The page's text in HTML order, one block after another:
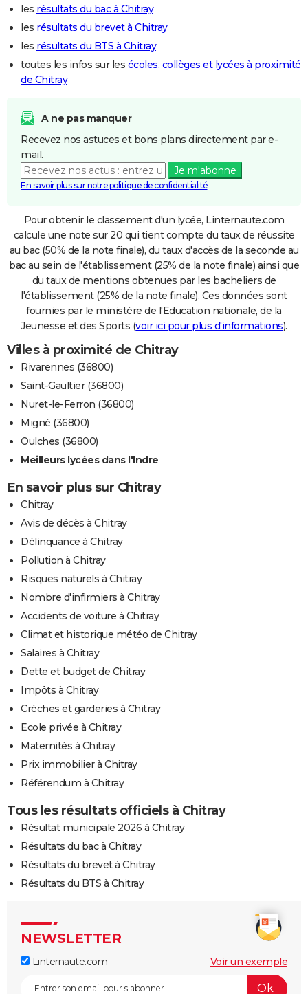
les résultats du bac à Chitray
les résultats du brevet à Chitray
les résultats du BTS à Chitray
toutes les infos sur les écoles, collèges et lycées à proximité
de Chitray
A ne pas manquer
Recevez nos astuces et bons plans directement par e-
mail.
Je m'abonne
En savoir plus sur notre politique de confidentialité
Pour obtenir le classement d'un lycée, Linternaute.com
calcule une note sur 20 qui tient compte du taux de réussite
au bac (50% de la note finale), du taux d'accès de la seconde au
bac au sein de l'établissement (25% de la note finale) ainsi que
du taux de mentions obtenues par les bacheliers de
l'établissement (25% de la note finale). Ces données sont
fournies par le ministère de l'Education nationale, de la
Jeunesse et des Sports (voir ici pour plus d'informations).
Villes à proximité de Chitray
Rivarennes (36800)
Saint-Gaultier (36800)
Nuret-le-Ferron (36800)
Migné (36800)
Oulches (36800)
Meilleurs lycées dans l'Indre
En savoir plus sur Chitray
Chitray
Avis de décès à Chitray
Délinquance à Chitray
Pollution à Chitray
Risques naturels à Chitray
Nombre d'infirmiers à Chitray
Accidents de voiture à Chitray
Climat et historique météo de Chitray
Salaires à Chitray
Dette et budget de Chitray
Impôts à Chitray
Crèches et garderies à Chitray
Ecole privée à Chitray
Maternités à Chitray
Prix immobilier à Chitray
Référendum à Chitray
Tous les résultats officiels à Chitray
Résultat municipale 2026 à Chitray
Résultats du bac à Chitray
Résultats du brevet à Chitray
Résultats du BTS à Chitray
NEWSLETTER
Linternaute.com Voir un exemple